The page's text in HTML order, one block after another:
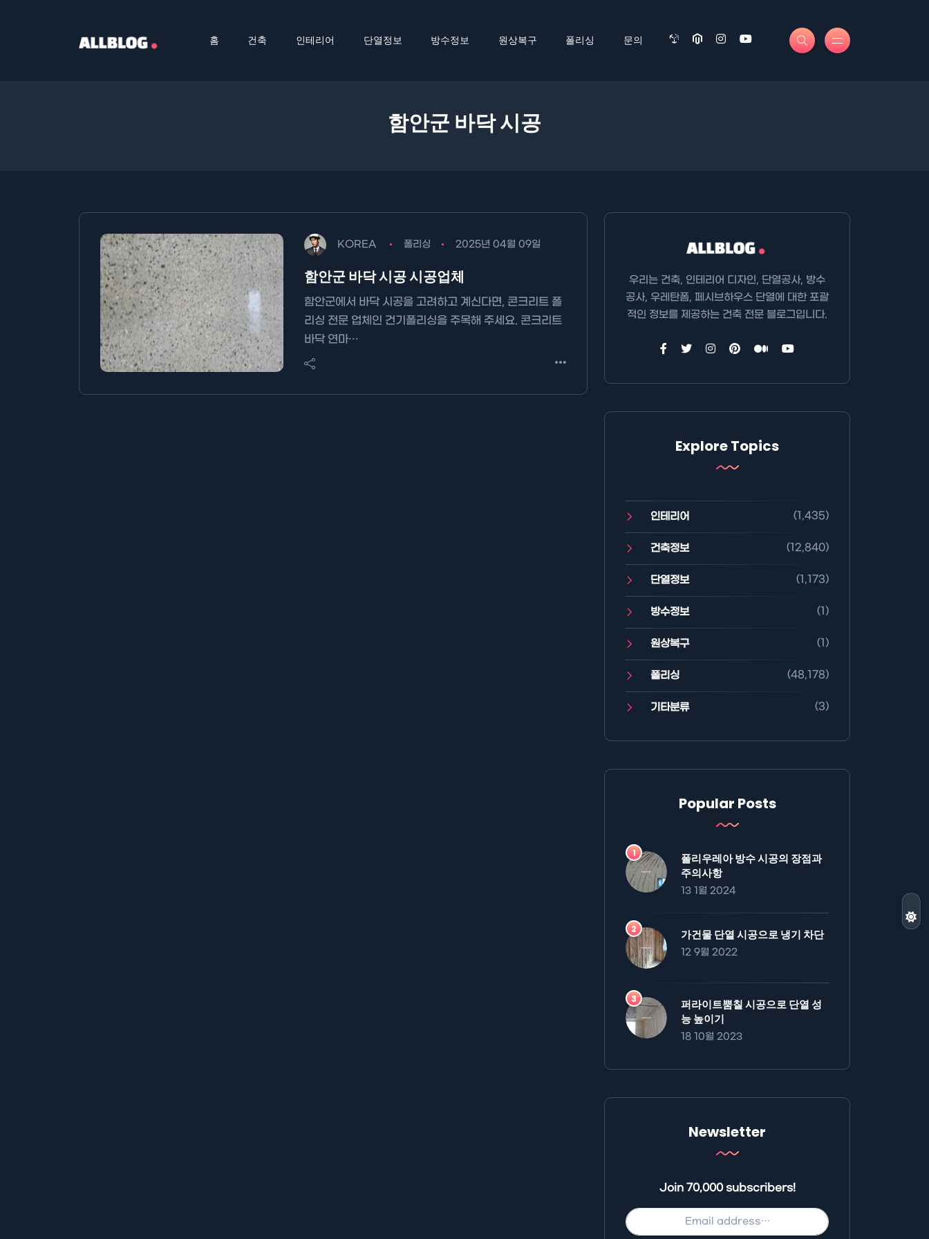
홈 건축 인테리어 단열정보 방수정보 원상복구 폴리싱 문의
함안군 바닥 시공
KOREA 폴리싱 2025년 04월 09일
함안군 바닥 시공 시공업체
함안군에서 바닥 시공을 고려하고 계신다면, 콘크리트 폴
리싱 전문 업체인 건기폴리싱을 주목해 주세요. 콘크리트
바닥 연마…
우리는 건축, 인테리어 디자인, 단열공사, 방수
공사, 우레탄폼, 페시브하우스 단열에 대한 포괄
적인 정보를 제공하는 건축 전문 블로그입니다.
Explore Topics
인테리어 (1,435)
건축정보 (12,840)
단열정보 (1,173)
방수정보 (1)
원상복구 (1)
폴리싱 (48,178)
기타분류 (3)
Popular Posts
폴리우레아 방수 시공의 장점과
주의사항
13 1월 2024
가건물 단열 시공으로 냉기 차단
12 9월 2022
퍼라이트뿜칠 시공으로 단열 성
능 높이기
18 10월 2023
Newsletter
Join 70,000 subscribers!